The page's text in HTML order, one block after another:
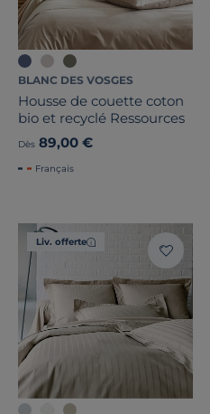
BLANC DES VOSGES
Housse de couette coton
bio et recyclé Ressources
Dès 89,00 €
Français
Liv. offerte